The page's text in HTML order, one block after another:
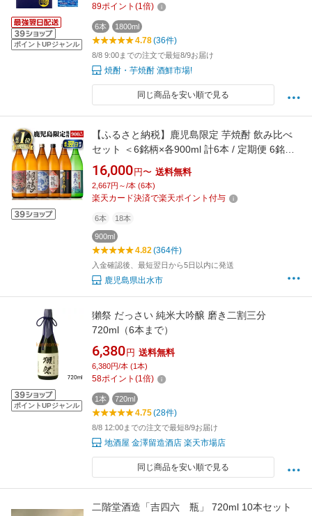
ポイントUPジャンル
89ポイント (1倍)
6本 1800ml
4.78(36件)
8/8 9:00までの注文で最短8/9お届け
焼酎・芋焼酎 酒鮮市場!
同じ商品を安い順で見る
【ふるさと納税】鹿児島限定 芋焼酎 飲み比べ
セット ＜6銘柄×各900ml 計6本 / 定期便 6銘柄×
各900ml×3回 計18本＞ 焼酎 芋 お酒 定期便 焼
酎飲み比べ 焼酎ハイボール 出水酒造 神酒造 25
度 逸品 本格焼酎 人気 レア 【酒舗三浦屋】
16,000 円〜 送料無料
2,667円～/本 (6本)
楽天カード決済で楽天ポイント付与
6本 18本
900ml
4.82(364件)
入金確認後、最短翌日から5日以内に発送
鹿児島県出水市
ポイントUPジャンル
獺祭 だっさい 純米大吟醸 磨き二割三分
720ml（6本まで）
6,380 円 送料無料
6,380円/本 (1本)
58ポイント (1倍)
1本 720ml
4.75(28件)
8/8 12:00までの注文で最短8/9お届け
地酒屋 金澤留造酒店 楽天市場店
同じ商品を安い順で見る
二階堂酒造「吉四六 瓶」 720ml 10本セット